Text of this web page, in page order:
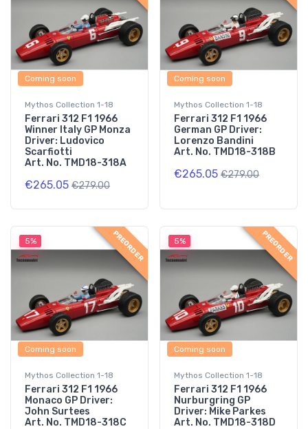
Coming soon
Mythos Collection 1-18
Ferrari 312 F1 1966
Winner Italy GP Monza
Driver: Ludovico
Scarfiotti
Art. No. TMD18-318A
€265.05 €279.00
Coming soon
Mythos Collection 1-18
Ferrari 312 F1 1966
German GP Driver:
Lorenzo Bandini
Art. No. TMD18-318B
€265.05 €279.00
5% PREORDER
Coming soon
Mythos Collection 1-18
Ferrari 312 F1 1966
Monaco GP Driver:
John Surtees
Art. No. TMD18-318C
5% PREORDER
Coming soon
Mythos Collection 1-18
Ferrari 312 F1 1966
Nurburgring GP
Driver: Mike Parkes
Art. No. TMD18-318D